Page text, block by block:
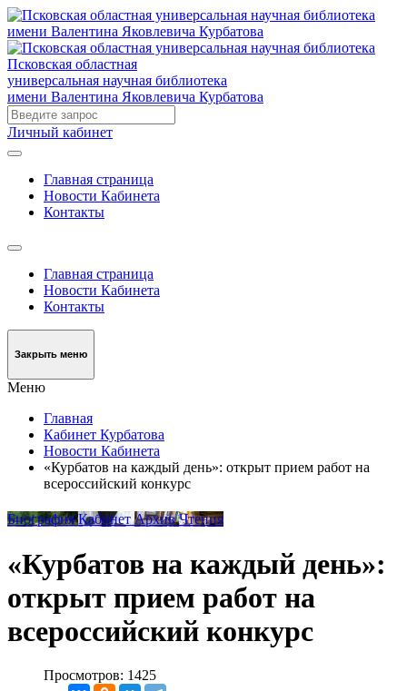
Псковская областная
универсальная научная библиотека
имени Валентина Яковлевича Курбатова
Личный кабинет
Главная страница
Новости Кабинета
Контакты
Главная страница
Новости Кабинета
Контакты
Закрыть меню
Меню
Главная
Кабинет Курбатова
Новости Кабинета
«Курбатов на каждый день»: открыт прием работ на
всероссийский конкурс
БиографияКабинетАрхивЧтения
«Курбатов на каждый день»:
открыт прием работ на
всероссийский конкурс
Просмотров: 1425